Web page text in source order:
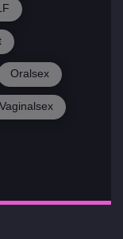
Oralsex
Vaginalsex